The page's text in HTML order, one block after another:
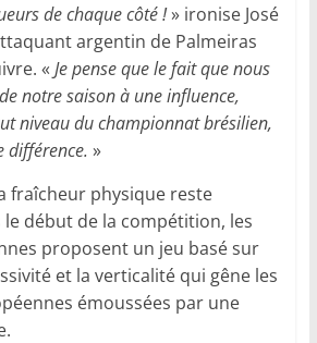
de chaque côté!» ironise José
argentin de Palmeiras
« Je pense que le fait que nous
notre saison à une influence,
niveau du championnat brésilien,
différence. »
fraîcheur physique reste
début de la compétition, les
proposent un jeu basé sur
et la verticalité qui gêne les
émoussées par une